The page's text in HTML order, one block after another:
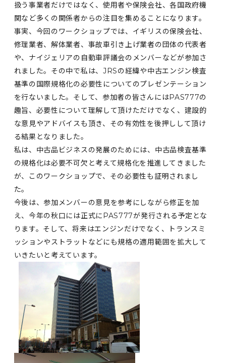
扱う事業者だけではなく、使用者や保険会社、各国政府機
関など多くの関係者からの注目を集めることになります。
事実、今回のワークショップでは、イギリスの保険会社、
修理業者、解体業者、事故車引き上げ業者の団体の代表者
や、ナイジェリアの自動車評議会のメンバーなどが参加さ
れました。その中で私は、JRSの経緯や中古エンジン検査
基準の国際規格化の必要性についてのプレゼンテーション
を行ないました。そして、参加者の皆さんにはPAS777の
趣旨、必要性について理解して頂けただけでなく、建設的
な意見やアドバイスも頂き、その有効性を後押しして頂け
る結果となりました。
私は、中古品ビジネスの発展のためには、中古品検査基準
の規格化は必要不可欠と考えて規格化を推進してきました
が、このワークショップで、その必要性も証明されまし
た。
今後は、参加メンバーの意見を参考にしながら修正を加
え、今年の秋口には正式にPAS777が発行される予定とな
ります。そして、将来はエンジンだけでなく、トランスミ
ッションやストラットなどにも規格の適用範囲を拡大して
いきたいと考えています。